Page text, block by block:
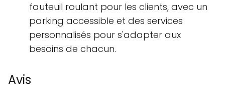
fauteuil roulant pour les clients, avec un
parking accessible et des services
personnalisés pour s'adapter aux
besoins de chacun.
Avis